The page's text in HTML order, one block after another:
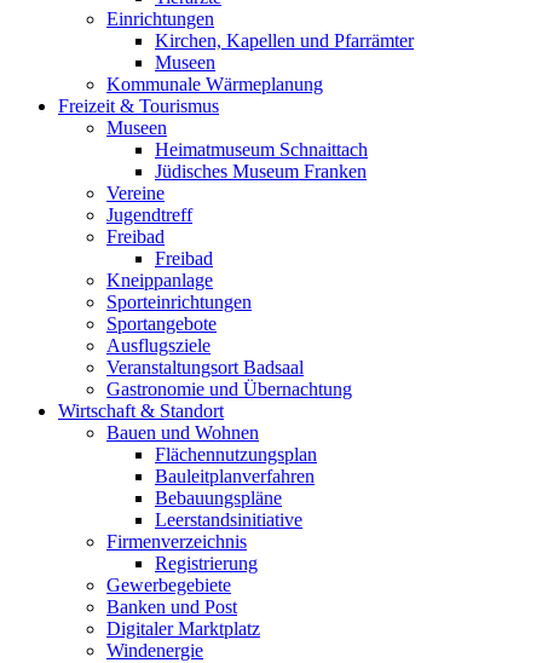
Einrichtungen
Kirchen, Kapellen und Pfarrämter
Museen
Kommunale Wärmeplanung
Freizeit & Tourismus
Museen
Heimatmuseum Schnaittach
Jüdisches Museum Franken
Vereine
Jugendtreff
Freibad
Freibad
Kneippanlage
Sporteinrichtungen
Sportangebote
Ausflugsziele
Veranstaltungsort Badsaal
Gastronomie und Übernachtung
Wirtschaft & Standort
Bauen und Wohnen
Flächennutzungsplan
Bauleitplanverfahren
Bebauungspläne
Leerstandsinitiative
Firmenverzeichnis
Registrierung
Gewerbegebiete
Banken und Post
Digitaler Marktplatz
Windenergie